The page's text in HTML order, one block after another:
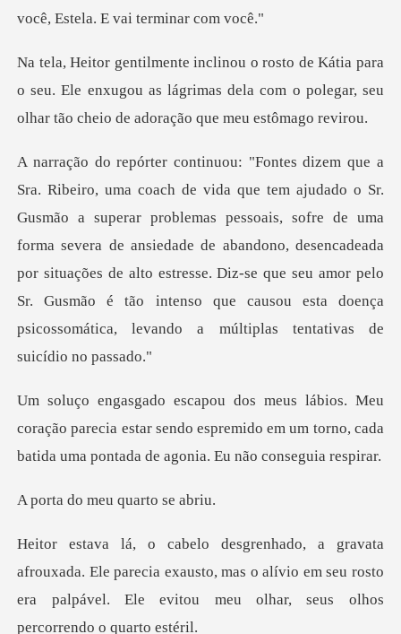
ara
o seu. Ele enxugou as lágrimas dela com o polegar,
blemas pessoais, sofre de uma
forma severa de ansiedade de abandono, desencadeada
por situações de alto estresse. Diz-se que seu
ção parecia estar sendo espremido em um torno, cada
b
meu quart
Ele parecia exausto, mas o alívio em seu rosto
era palpável.